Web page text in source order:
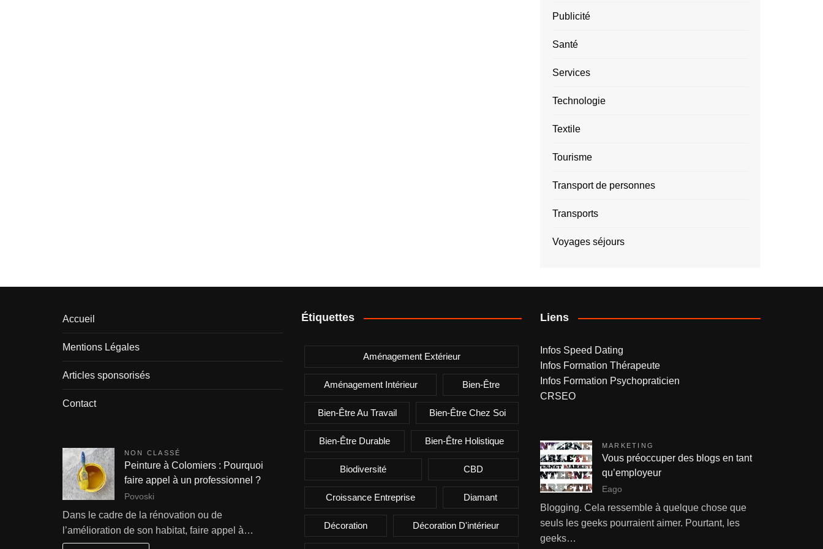
Publicité
Santé
Services
Technologie
Textile
Tourisme
Transport de personnes
Transports
Voyages séjours
Accueil
Mentions Légales
Articles sponsorisés
Contact
NON CLASSÉ
Peinture à Colomiers : Pourquoi
faire appel à un professionnel ?
Povoski
Dans le cadre de la rénovation ou de
l’amélioration de son habitat, faire appel à…
Étiquettes
Aménagement Extérieur
Aménagement Intérieur Bien-Être
Bien-Être Au Travail Bien-Être Chez Soi
Bien-Être Durable Bien-Être Holistique
Biodiversité CBD
Croissance Entreprise Diamant
Décoration Décoration D'intérieur
Liens
Infos Speed Dating
Infos Formation Thérapeute
Infos Formation Psychopraticien
CRSEO
MARKETING
Vous préoccuper des blogs en tant
qu’employeur
Eago
Blogging. Cela ressemble à quelque chose que
seuls les geeks pourraient aimer. Pourtant, les
geeks…